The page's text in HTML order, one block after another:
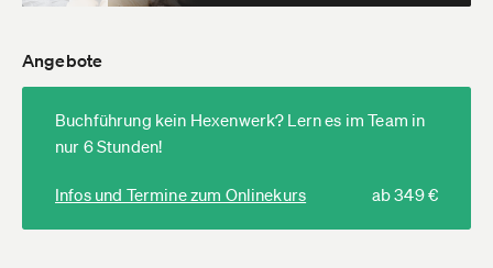
Angebote
Buchführung kein Hexenwerk? Lern es im Team in
nur 6 Stunden!
Infos und Termine zum Onlinekurs ab 349 €